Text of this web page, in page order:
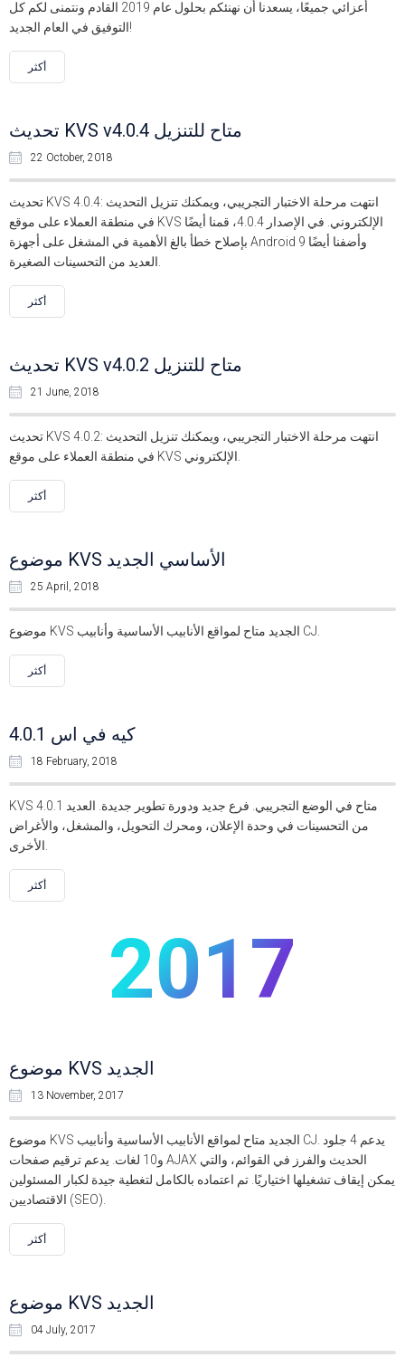
أعزائي جميعًا، يسعدنا أن نهنئكم بحلول عام 2019 القادم ونتمنى لكم كل
التوفيق في العام الجديد!
أكثر
تحديث KVS v4.0.4 متاح للتنزيل
22 October, 2018
تحديث KVS 4.0.4: انتهت مرحلة الاختبار التجريبي، ويمكنك تنزيل التحديث
في منطقة العملاء على موقع KVS الإلكتروني. في الإصدار 4.0.4، قمنا أيضًا
بإصلاح خطأ بالغ الأهمية في المشغل على أجهزة Android 9 وأضفنا أيضًا
أكثر
تحديث KVS v4.0.2 متاح للتنزيل
21 June, 2018
تحديث KVS 4.0.2: انتهت مرحلة الاختبار التجريبي، ويمكنك تنزيل التحديث
أكثر
موضوع KVS الأساسي الجديد
25 April, 2018
موضوع KVS الجديد متاح لمواقع الأنابيب الأساسية وأنابيب CJ.
أكثر
كيه في اس 4.0.1
18 February, 2018
KVS 4.0.1 متاح في الوضع التجريبي. فرع جديد ودورة تطوير جديدة. العديد
من التحسينات في وحدة الإعلان، ومحرك التحويل، والمشغل، والأغراض
أكثر
2017
موضوع KVS الجديد
13 November, 2017
موضوع KVS الجديد متاح لمواقع الأنابيب الأساسية وأنابيب CJ. يدعم 4 جلود
و10 لغات. يدعم ترقيم صفحات AJAX الحديث والفرز في القوائم، والتي
يمكن إيقاف تشغيلها اختياريًا. تم اعتماده بالكامل لتغطية جيدة لكبار المسئولين
الاقتصاديين (SEO).
أكثر
موضوع KVS الجديد
04 July, 2017